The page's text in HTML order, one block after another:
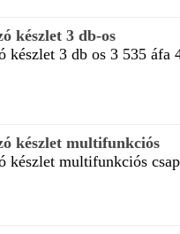
készlet 3 db-os
készlet 3 db os 3 535 áfa
készlet multifunkciós
készlet multifunkciós